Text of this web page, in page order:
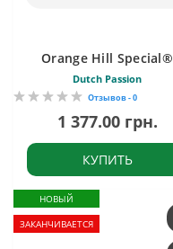
Orange Hill Special®
Dutch Passion
Отзывов - 0
1 377.00 грн.
КУПИТЬ
НОВЫЙ
ЗАКАНЧИВАЕТСЯ